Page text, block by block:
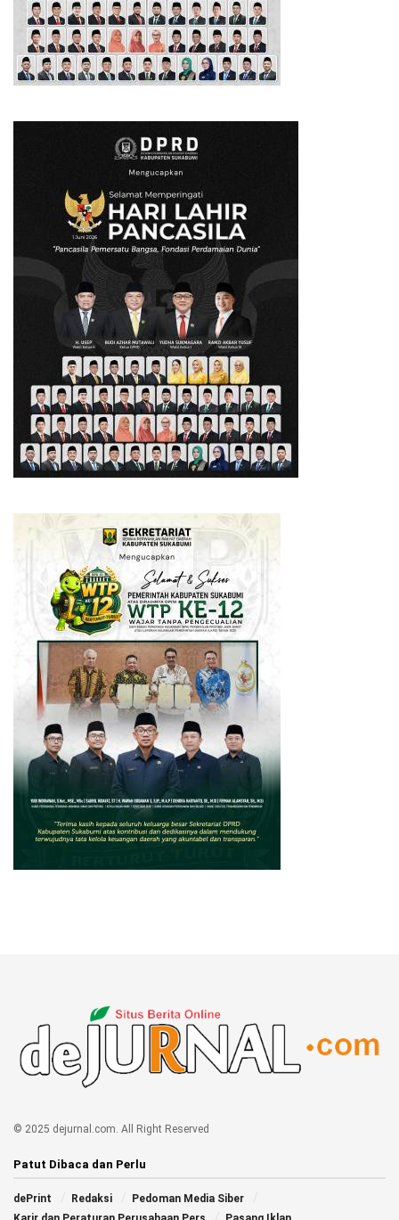
© 2025 dejurnal.com. All Right Reserved
Patut Dibaca dan Perlu
dePrint Redaksi
Pedoman Media Siber